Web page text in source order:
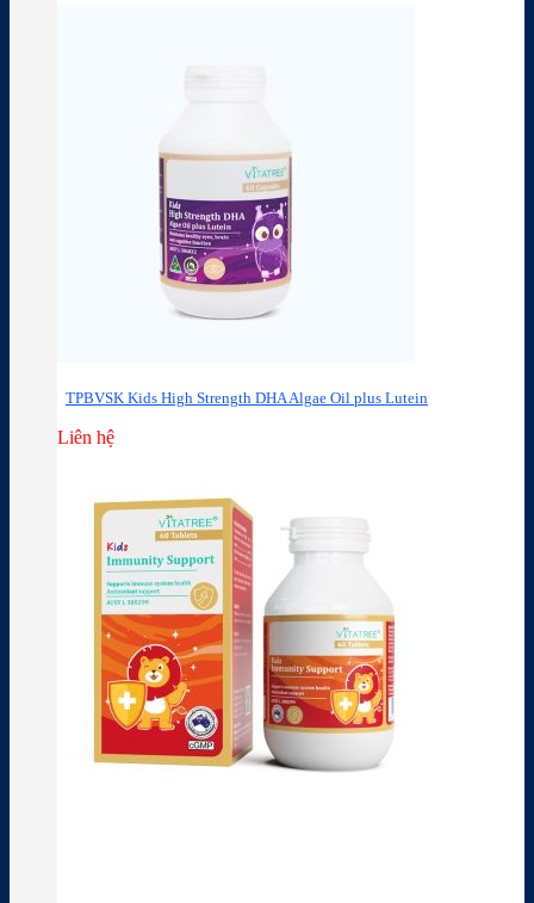
TPBVSK Kids High Strength DHA Algae Oil plus Lutein
Liên hệ